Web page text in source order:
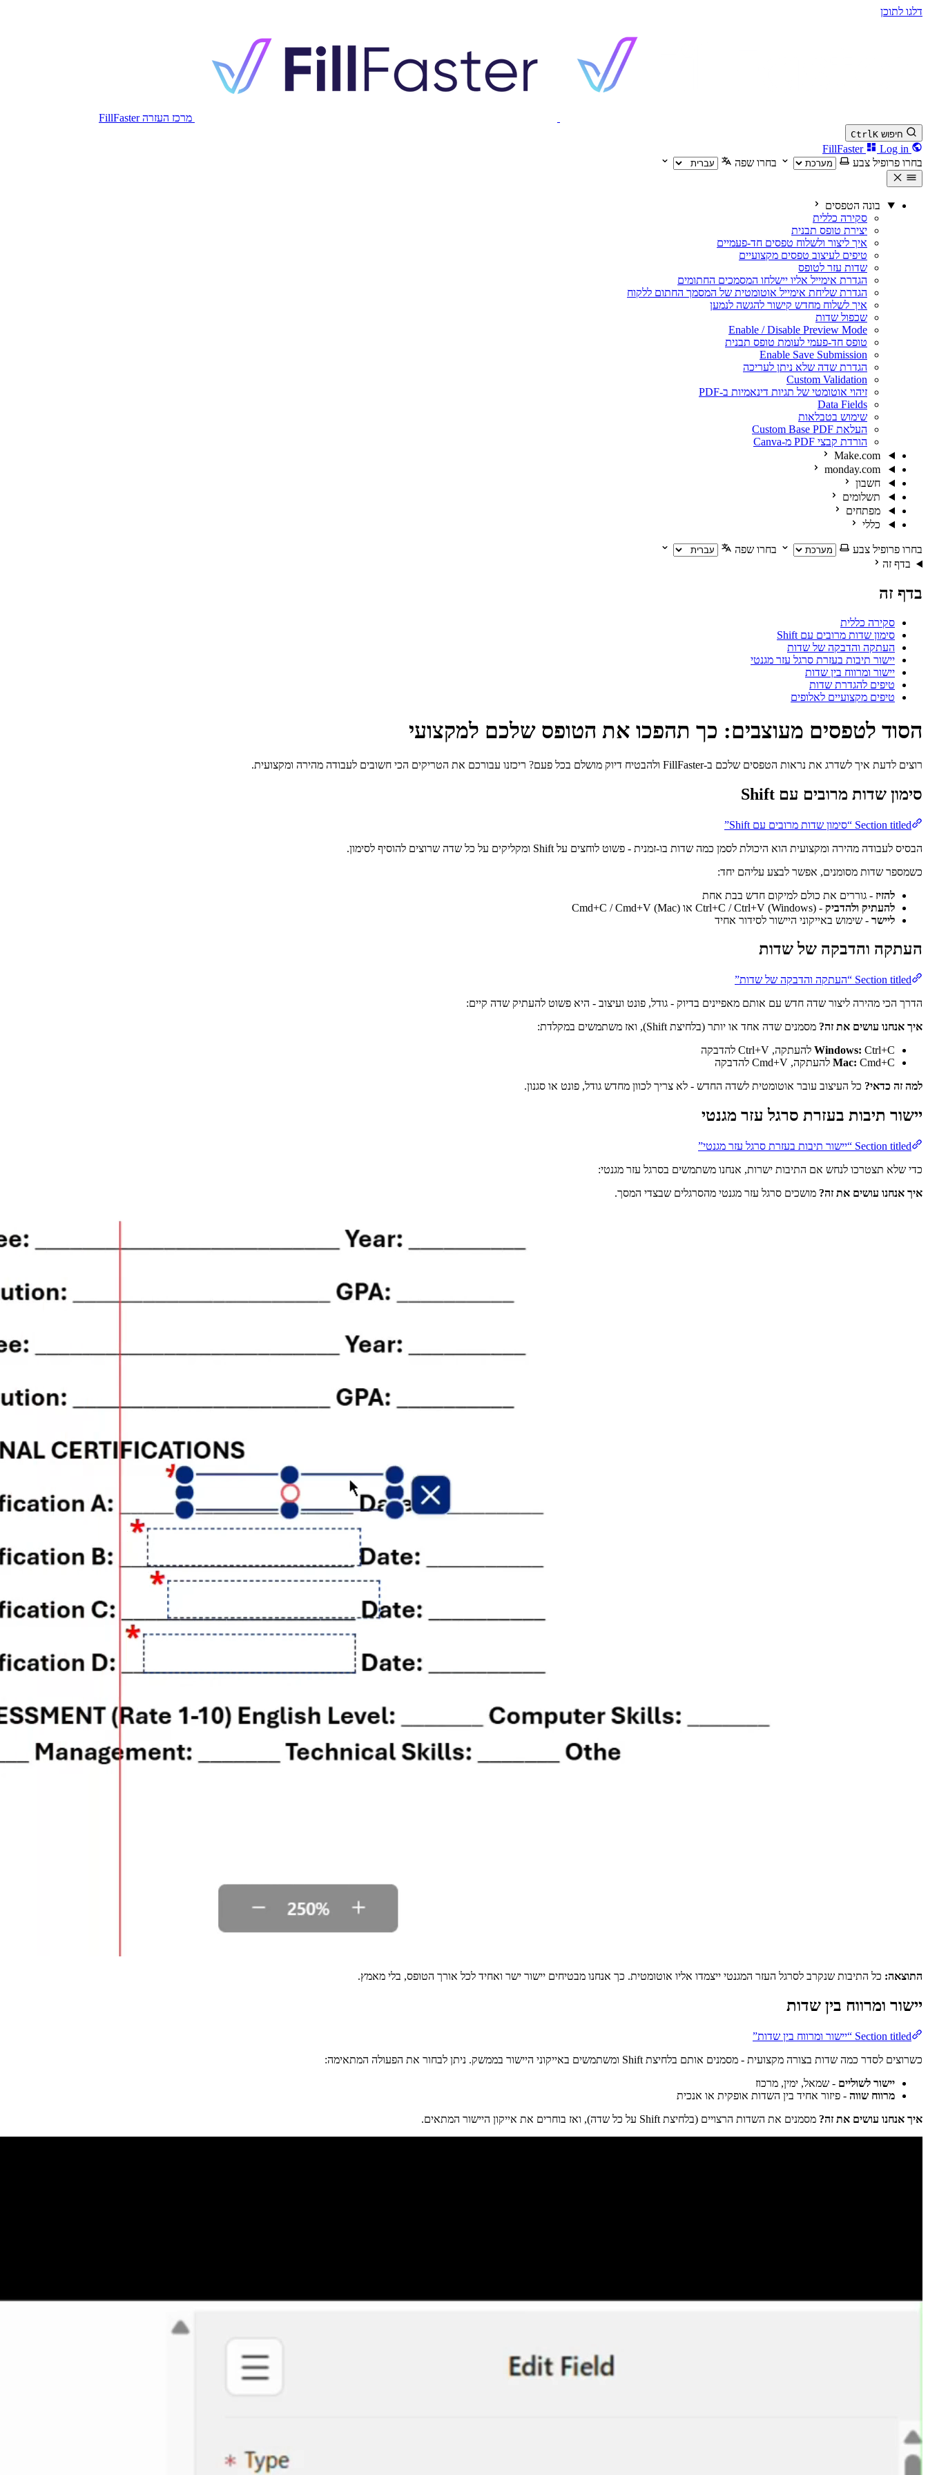
דלגו לתוכן
מרכז העזרה FillFaster
חיפוש CtrlK
Log in
בחרו פרופיל צבע
בחרו שפה
בונה הטפסים
סקירה כללית
יצירת טופס תבנית
איך ליצור ולשלוח טפסים חד-פעמיים
טיפים לעיצוב טפסים מקצועיים
שדות עזר לטופס
הגדרת אימייל אליו יישלחו המסמכים החתומים
הגדרת שליחת אימייל אוטומטית של המסמך החתום ללקוח
איך לשלוח מחדש קישור להגשה לנמען
שכפול שדות
Enable / Disable Preview Mode
טופס חד-פעמי לעומת טופס תבנית
Enable Save Submission
הגדרת שדה שלא ניתן לעריכה
Custom Validation
זיהוי אוטומטי של תגיות דינאמיות ב-PDF
Data Fields
שימוש בטבלאות
העלאת Custom Base PDF
הורדת קבצי PDF מ-Canva
Make.com
monday.com
חשבון
תשלומים
מפתחים
כללי
בחרו פרופיל צבע
בחרו שפה
בדף זה
בדף זה
סקירה כללית
סימון שדות מרובים עם Shift
העתקה והדבקה של שדות
יישור תיבות בעזרת סרגל עזר מגנטי
יישור ומרווח בין שדות
טיפים להגדרת שדות
טיפים מקצועיים לאלופים
הסוד לטפסים מעוצבים: כך תהפכו את הטופס שלכם למקצועי
רוצים לדעת איך לשדרג את נראות הטפסים שלכם ב-FillFaster ולהבטיח דיוק מושלם בכל פעם? ריכזנו עבורכם את הטריקים הכי חשובים לעבודה מהירה ומקצועית.
סימון שדות מרובים עם Shift
Section titled “סימון שדות מרובים עם Shift”
הבסיס לעבודה מהירה ומקצועית הוא היכולת לסמן כמה שדות בו-זמנית - פשוט לוחצים על Shift ומקליקים על כל שדה שרוצים להוסיף לסימון.
כשמספר שדות מסומנים, אפשר לבצע עליהם יחד:
להזיז - גוררים את כולם למיקום חדש בבת אחת
להעתיק ולהדביק - Ctrl+C / Ctrl+V (Windows) או Cmd+C / Cmd+V (Mac)
ליישר - שימוש באייקוני היישור לסידור אחיד
העתקה והדבקה של שדות
Section titled “העתקה והדבקה של שדות”
הדרך הכי מהירה ליצור שדה חדש עם אותם מאפיינים בדיוק - גודל, פונט ועיצוב - היא פשוט להעתיק שדה קיים:
איך אנחנו עושים את זה? מסמנים שדה אחד או יותר (בלחיצת Shift), ואז משתמשים במקלדת:
Windows: Ctrl+C להעתקה, Ctrl+V להדבקה
Mac: Cmd+C להעתקה, Cmd+V להדבקה
למה זה כדאי? כל העיצוב עובר אוטומטית לשדה החדש - לא צריך לכוון מחדש גודל, פונט או סגנון.
יישור תיבות בעזרת סרגל עזר מגנטי
Section titled “יישור תיבות בעזרת סרגל עזר מגנטי”
כדי שלא תצטרכו לנחש אם התיבות ישרות, אנחנו משתמשים בסרגל עזר מגנטי:
איך אנחנו עושים את זה? מושכים סרגל עזר מגנטי מהסרגלים שבצדי המסך.
התוצאה: כל התיבות שנקרב לסרגל העזר המגנטי ייצמדו אליו אוטומטית. כך אנחנו מבטיחים יישור ישר ואחיד לכל אורך הטופס, בלי מאמץ.
יישור ומרווח בין שדות
Section titled “יישור ומרווח בין שדות”
כשרוצים לסדר כמה שדות בצורה מקצועית - מסמנים אותם בלחיצת Shift ומשתמשים באייקוני היישור בממשק. ניתן לבחור את הפעולה המתאימה:
יישור לשוליים - שמאל, ימין, מרכוז
מרווח שווה - פיזור אחיד בין השדות אופקית או אנכית
איך אנחנו עושים את זה? מסמנים את השדות הרצויים (בלחיצת Shift על כל שדה), ואז בוחרים את אייקון היישור המתאים.